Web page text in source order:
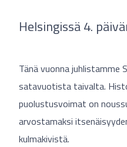
Helsingissä 4.
Tänä vuonna juhlistamme
satavuotista taivalta.
puolustusvoimat on
arvostamaksi
kulmakivistä.